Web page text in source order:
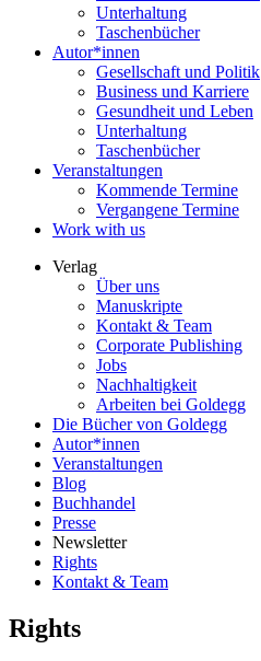
Unterhaltung
Taschenbücher
Autor*innen
Gesellschaft und Politik
Business und Karriere
Gesundheit und Leben
Unterhaltung
Taschenbücher
Veranstaltungen
Kommende Termine
Vergangene Termine
Work with us
Verlag
Über uns
Manuskripte
Kontakt & Team
Corporate Publishing
Jobs
Nachhaltigkeit
Arbeiten bei Goldegg
Die Bücher von Goldegg
Autor*innen
Veranstaltungen
Blog
Buchhandel
Presse
Newsletter
Rights
Kontakt & Team
Rights